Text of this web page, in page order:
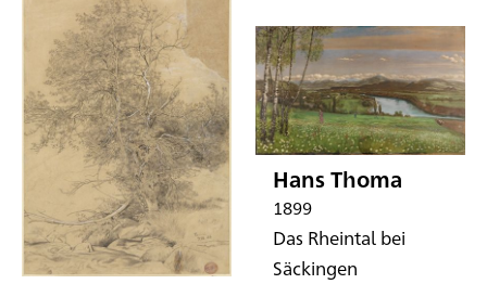
Hans Thoma
1899
Das Rheintal bei
Säckingen